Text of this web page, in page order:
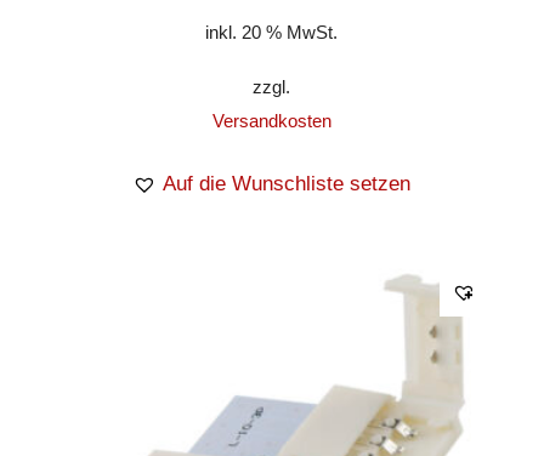
inkl. 20 % MwSt.
zzgl.
Versandkosten
Auf die Wunschliste setzen